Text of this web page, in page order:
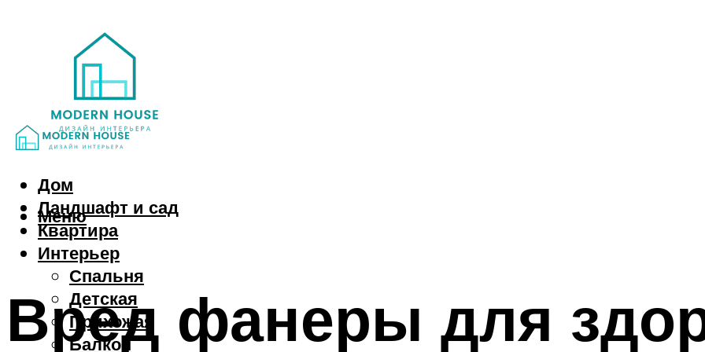
Дом
Ландшафт и сад
Квартира
Интерьер
Спальня
Детская
Прихожая
Балкон
Меню
Вред фанеры для